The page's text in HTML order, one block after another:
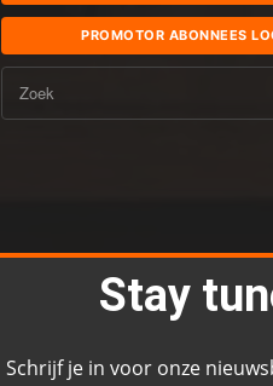
PROMOTOR ABONNEES
Zoek
Stay
Schrijf je in voor onze